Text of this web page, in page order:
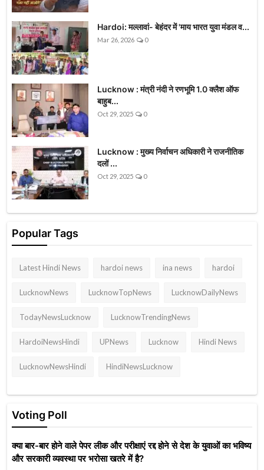
Hardoi: मल्लावां- बेहंदर में 'माय भारत युवा मंडल व...
Mar 26, 2026 0
Lucknow : मंत्री नंदी ने रणभूमि 1.0 क्लैश ऑफ
बाहुब...
Oct 29, 2025 0
Lucknow : मुख्य निर्वाचन अधिकारी ने राजनीतिक
दलों ...
Oct 29, 2025 0
Popular Tags
Latest Hindi News hardoi news ina news hardoi
LucknowNews LucknowTopNews LucknowDailyNews
TodayNewsLucknow LucknowTrendingNews
HardoiNewsHindi UPNews Lucknow Hindi News
LucknowNewsHindi HindiNewsLucknow
Voting Poll
क्या बार-बार होने वाले पेपर लीक और परीक्षाएं रद्द होने से देश के युवाओं का भविष्य
और सरकारी व्यवस्था पर भरोसा खतरे में है?